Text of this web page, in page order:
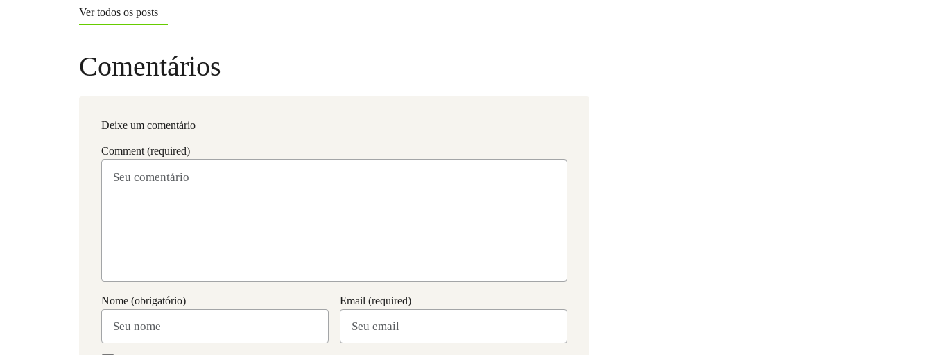
Ver todos os posts
Comentários
Deixe um comentário
Comment (required)
Nome (obrigatório) Email (required)